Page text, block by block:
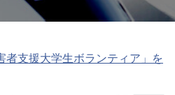
者支援大学生ボランティア」を